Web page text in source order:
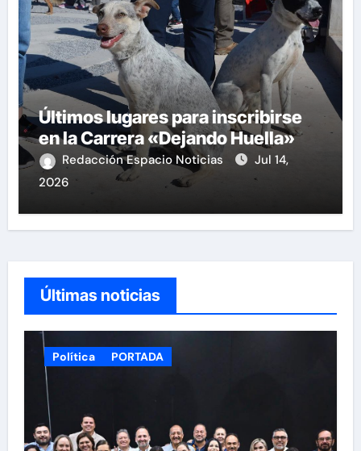
Últimos lugares para inscribirse
en la Carrera «Dejando Huella»
Redacción Espacio Noticias
Jul 14,
2026
Últimas noticias
Política PORTADA